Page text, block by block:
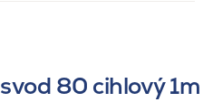
svod 80 cihlový 1m